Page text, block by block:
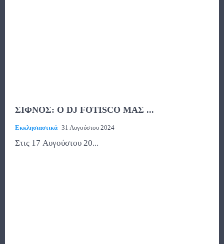
ΣΙΦΝΟΣ: Ο DJ FOTISCO ΜΑΣ ...
Εκκλησιαστικά 31 Αυγούστου 2024
Στις 17 Αυγούστου 20...